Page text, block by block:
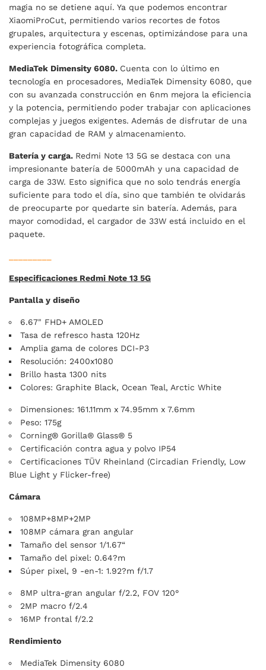
magia no se detiene aquí. Ya que podemos encontrar
XiaomiProCut, permitiendo varios recortes de fotos
grupales, arquitectura y escenas, optimizándose para una
experiencia fotográfica completa.
MediaTek Dimensity 6080. Cuenta con lo último en
tecnología en procesadores, MediaTek Dimensity 6080, que
con su avanzada construcción en 6nm mejora la eficiencia
y la potencia, permitiendo poder trabajar con aplicaciones
complejas y juegos exigentes. Además de disfrutar de una
gran capacidad de RAM y almacenamiento.
Batería y carga. Redmi Note 13 5G se destaca con una
impresionante batería de 5000mAh y una capacidad de
carga de 33W. Esto significa que no solo tendrás energía
suficiente para todo el día, sino que también te olvidarás
de preocuparte por quedarte sin batería. Además, para
mayor comodidad, el cargador de 33W está incluido en el
paquete.
Especificaciones Redmi Note 13 5G
Pantalla y diseño
6.67" FHD+ AMOLED
Tasa de refresco hasta 120Hz
Amplia gama de colores DCI-P3
Resolución: 2400x1080
Brillo hasta 1300 nits
Colores: Graphite Black, Ocean Teal, Arctic White
Dimensiones: 161.11mm x 74.95mm x 7.6mm
Peso: 175g
Corning® Gorilla® Glass® 5
Certificación contra agua y polvo IP54
Certificaciones TÜV Rheinland (Circadian Friendly, Low
Blue Light y Flicker-free)
Cámara
108MP+8MP+2MP
108MP cámara gran angular
Tamaño del sensor 1/1.67“
Tamaño del pixel: 0.64?m
Súper pixel, 9 -en-1: 1.92?m f/1.7
8MP ultra-gran angular f/2.2, FOV 120°
2MP macro f/2.4
16MP frontal f/2.2
Rendimiento
MediaTek Dimensity 6080